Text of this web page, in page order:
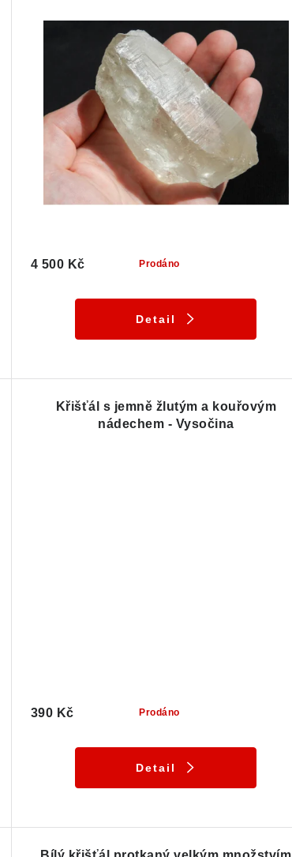
Prodáno
4 500 Kč
Detail
Křišťál s jemně žlutým a kouřovým
nádechem - Vysočina
Prodáno
390 Kč
Detail